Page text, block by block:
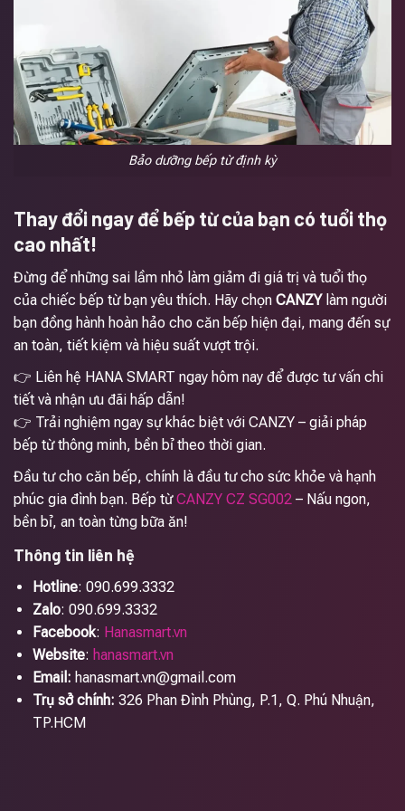
Bảo dưỡng bếp từ định kỳ
Thay đổi ngay để bếp từ của bạn có tuổi thọ
cao nhất!
Đừng để những sai lầm nhỏ làm giảm đi giá trị và tuổi thọ
của chiếc bếp từ bạn yêu thích. Hãy chọn CANZYlàm người
bạn đồng hành hoàn hảo cho căn bếp hiện đại, mang đến sự
an toàn, tiết kiệm và hiệu suất vượt trội.
👉 Liên hệ HANA SMART ngay hôm nay để được tư vấn chi
tiết và nhận ưu đãi hấp dẫn!
👉 Trải nghiệm ngay sự khác biệt với CANZY – giải pháp
bếp từ thông minh, bền bỉ theo thời gian.
Đầu tư cho căn bếp, chính là đầu tư cho sức khỏe và hạnh
phúc gia đình bạn. Bếp từCANZY CZ SG002 – Nấu ngon,
bền bỉ, an toàn từng bữa ăn!
Thông tin liên hệ
Hotline: 090.699.3332
Zalo: 090.699.3332
Facebook: Hanasmart.vn
Website: hanasmart.vn
Email: hanasmart.vn@gmail.com
Trụ sở chính: 326 Phan Đình Phùng, P.1, Q. Phú Nhuận,
TP.HCM